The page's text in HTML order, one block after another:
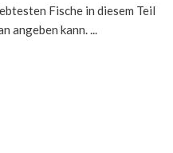
Fische in diesem Teil
angeben kann. ...